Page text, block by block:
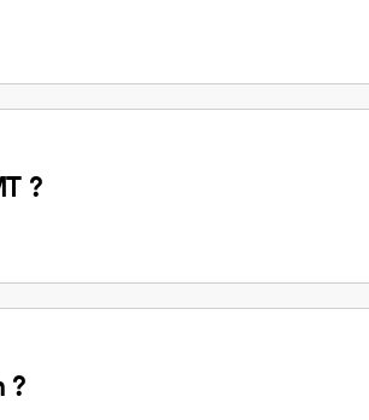
?
?